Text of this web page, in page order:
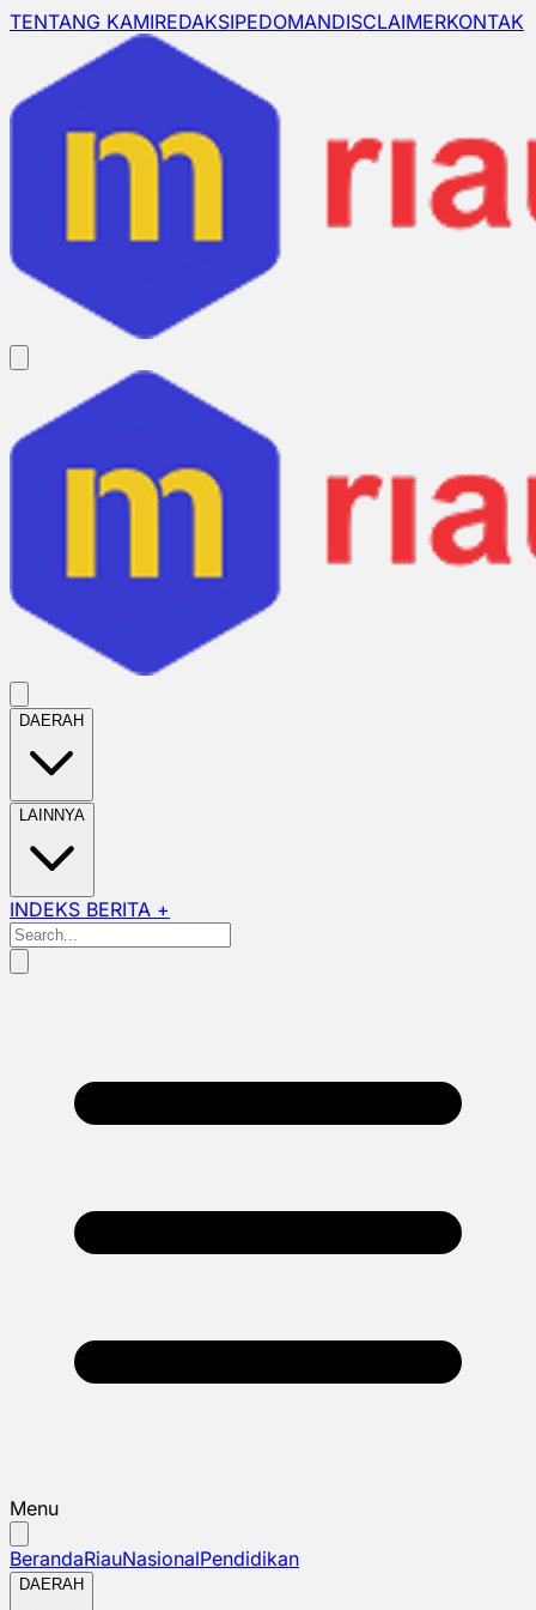
TENTANG KAMIREDAKSIPEDOMANDISCLAIMERKONTAK
DAERAH
LAINNYA
INDEKS BERITA +
Menu
BerandaRiauNasionalPendidikan
DAERAH